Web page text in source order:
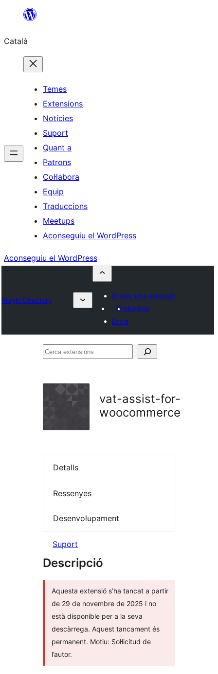
contingut
Català
Temes
Extensions
Notícies
Suport
Quant a
Patrons
Col·labora
Equip
Traduccions
Meetups
Aconseguiu el WordPress
Aconseguiu el WordPress
Plugin Directory
Envieu una extensió
Preferides
Entra
Cerca
vat-assist-for-
woocommerce
Detalls
Ressenyes
Desenvolupament
Suport
Descripció
Aquesta extensió s’ha tancat a partir
de 29 de novembre de 2025 i no
està disponible per a la seva
descàrrega. Aquest tancament és
permanent. Motiu: Sol·licitud de
l’autor.